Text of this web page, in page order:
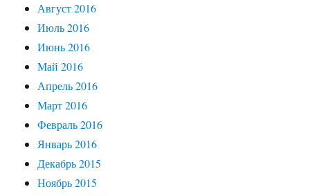
Август 2016
Июль 2016
Июнь 2016
Май 2016
Апрель 2016
Март 2016
Февраль 2016
Январь 2016
Декабрь 2015
Ноябрь 2015